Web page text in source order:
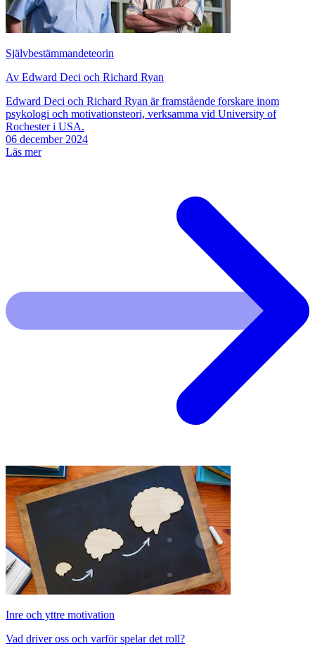
Självbestämmandeteorin
Av Edward Deci och Richard Ryan
Edward Deci och Richard Ryan är framstående forskare inom
psykologi och motivationsteori, verksamma vid University of
Rochester i USA.
06 december 2024
Läs mer
Inre och yttre motivation
Vad driver oss och varför spelar det roll?